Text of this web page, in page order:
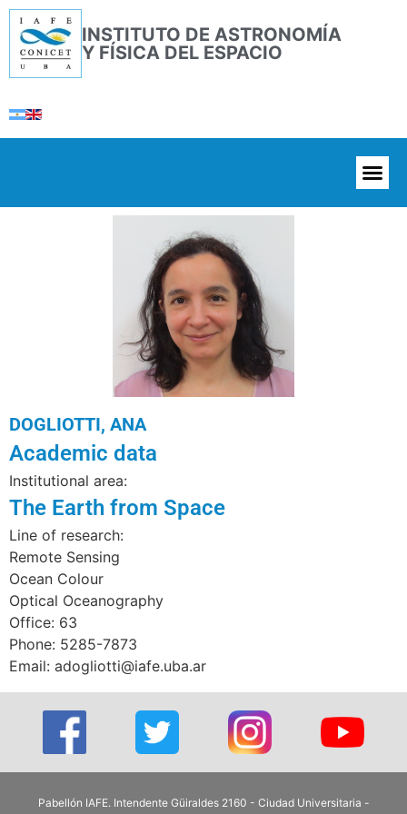
INSTITUTO DE ASTRONOMÍA
Y FÍSICA DEL ESPACIO
DOGLIOTTI, ANA
Academic data
Institutional area:
The Earth from Space
Line of research:
Remote Sensing
Ocean Colour
Optical Oceanography
Office: 63
Phone: 5285-7873
Email: adogliotti@iafe.uba.ar
Pabellón IAFE. Intendente Güiraldes 2160 - Ciudad Universitaria -